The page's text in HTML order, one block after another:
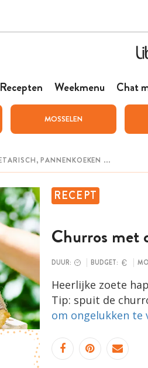
Recepten Weekmenu Chat
MOSSELEN
RECEPT
Churros met
DUUR: BUDGET:
Heerlijke zoete
Tip: spuit de
om ongelukken te